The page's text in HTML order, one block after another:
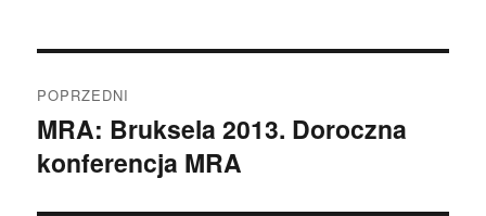
wpisu
POPRZEDNI
Poprzedni
wpis:
MRA: Bruksela 2013. Doroczna
konferencja MRA